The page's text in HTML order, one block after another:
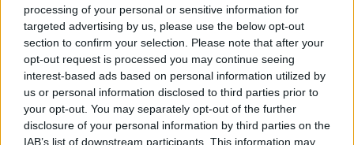
processing of your personal or sensitive information for
targeted advertising by us, please use the below opt-out
section to confirm your selection. Please note that after your
opt-out request is processed you may continue seeing
interest-based ads based on personal information utilized by
us or personal information disclosed to third parties prior to
your opt-out. You may separately opt-out of the further
disclosure of your personal information by third parties on the
IAB’s list of downstream participants. This information may
Feliz Dia de la Madre 2014335 KB, 2 páginas
Los archivos en esta página ha sido compartidos por los usuarios del sitio.
Caja PDFes una plataforma de gestión de documentos en línea domiciliada
en Francia y cumpliendo estrictamente con las leyes nacionales y europeas.
Al tener una función legal de intermediario técnico neutral, los contenidos